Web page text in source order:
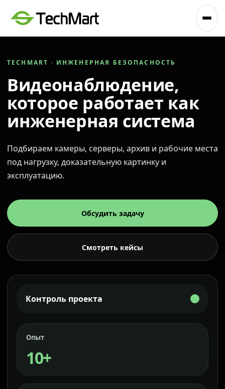
TECHMART · ИНЖЕНЕРНАЯ БЕЗОПАСНОСТЬ
Видеонаблюдение,
которое работает как
инженерная система
Подбираем камеры, серверы, архив и рабочие места
под нагрузку, доказательную картинку и
эксплуатацию.
Обсудить задачу
Смотреть кейсы
Контроль проекта
Опыт
10+